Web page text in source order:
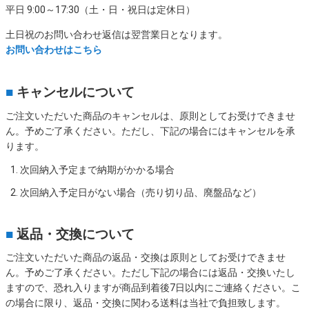
平日 9:00～17:30（土・日・祝日は定休日）
土日祝のお問い合わせ返信は翌営業日となります。
お問い合わせはこちら
■ キャンセルについて
ご注文いただいた商品のキャンセルは、原則としてお受けできませ
ん。予めご了承ください。ただし、下記の場合にはキャンセルを承
ります。
次回納入予定まで納期がかかる場合
次回納入予定日がない場合（売り切り品、廃盤品など）
■ 返品・交換について
ご注文いただいた商品の返品・交換は原則としてお受けできませ
ん。予めご了承ください。ただし下記の場合には返品・交換いたし
ますので、恐れ入りますが商品到着後7日以内にご連絡ください。こ
の場合に限り、返品・交換に関わる送料は当社で負担致します。